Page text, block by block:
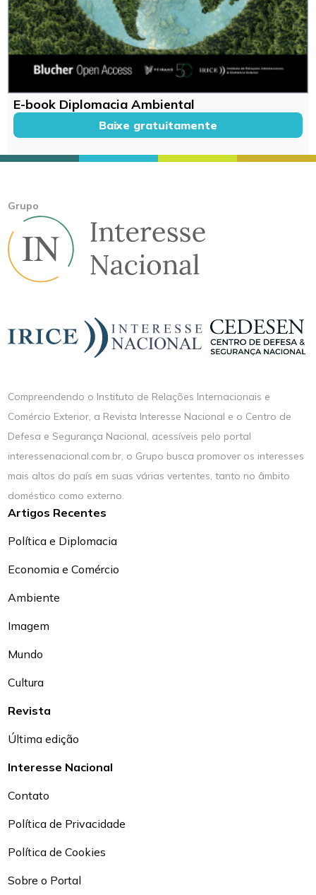
E-book Diplomacia Ambiental
Baixe gratuitamente
Grupo
Compreendendo o Instituto de Relações Internacionais e
Comércio Exterior, a Revista Interesse Nacional e o Centro de
Defesa e Segurança Nacional, acessíveis pelo portal
interessenacional.com.br, o Grupo busca promover os interesses
mais altos do país em suas várias vertentes, tanto no âmbito
doméstico como externo.
Artigos Recentes
Política e Diplomacia
Economia e Comércio
Ambiente
Imagem
Mundo
Cultura
Revista
Última edição
Interesse Nacional
Contato
Política de Privacidade
Política de Cookies
Sobre o Portal